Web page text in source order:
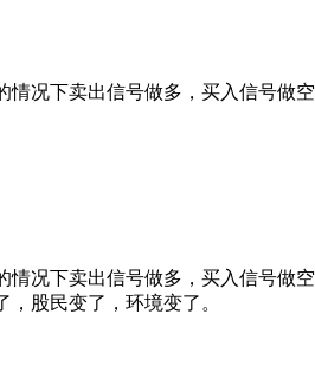
情况下卖出信号做多，买入信号做空
情况下卖出信号做多，买入信号做空
，股民变了，环境变了。